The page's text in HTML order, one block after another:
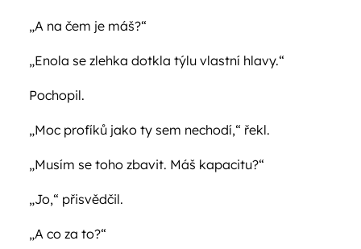
„A na čem je máš?“
„Enola se zlehka dotkla týlu vlastní hlavy.“
Pochopil.
„Moc profíků jako ty sem nechodí,“ řekl.
„Musím se toho zbavit. Máš kapacitu?“
„Jo,“ přisvědčil.
„A co za to?“